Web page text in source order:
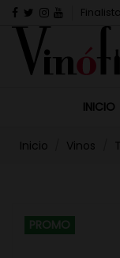
INICIO
Inicio Vinos
PROMO